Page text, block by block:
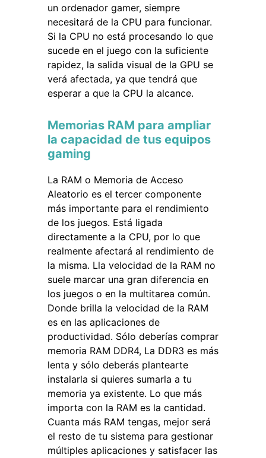
un ordenador gamer, siempre
necesitará de la CPU para funcionar.
Si la CPU no está procesando lo que
sucede en el juego con la suficiente
rapidez, la salida visual de la GPU se
verá afectada, ya que tendrá que
esperar a que la CPU la alcance.
Memorias RAM para ampliar
la capacidad de tus equipos
gaming
La RAM o Memoria de Acceso
Aleatorio es el tercer componente
más importante para el rendimiento
de los juegos. Está ligada
directamente a la CPU, por lo que
realmente afectará al rendimiento de
la misma. Lla velocidad de la RAM no
suele marcar una gran diferencia en
los juegos o en la multitarea común.
Donde brilla la velocidad de la RAM
es en las aplicaciones de
productividad. Sólo deberías comprar
memoria RAM DDR4, La DDR3 es más
lenta y sólo deberás plantearte
instalarla si quieres sumarla a tu
memoria ya existente. Lo que más
importa con la RAM es la cantidad.
Cuanta más RAM tengas, mejor será
el resto de tu sistema para gestionar
múltiples aplicaciones y satisfacer las